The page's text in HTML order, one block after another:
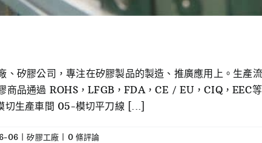
、矽膠公司，專注在矽膠製品的製造、推廣應用上。生
商品通過 ROHS，LFGB，FDA，CE / EU，CIQ，
生產車間 05-模切平刀線 [...]
06 矽膠工廠 0 條評論